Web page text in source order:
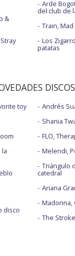
&
Arde
del club de
Train,
Los
patatas
DISCOS
toy
la
disco
Andrés
Shania
FLO,
Melendi,
Triángulo
catedral
Ariana
Madonna,
The